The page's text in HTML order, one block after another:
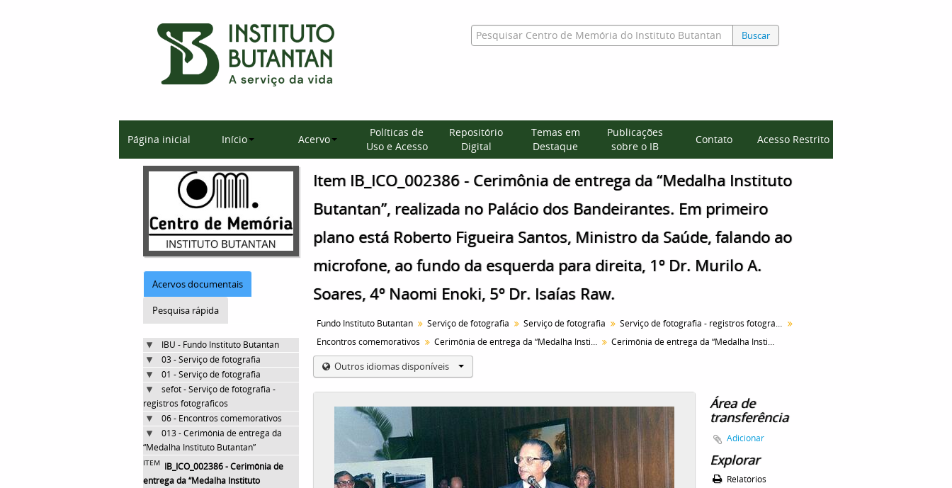
Buscar
Página inicial Início Acervo
Políticas de
Uso e Acesso
Repositório
Digital
Temas em
Destaque
Publicações
sobre o IB
Contato Acesso Restrito
Acervos documentais
Pesquisa rápida
IBU - Fundo Instituto Butantan
03 - Serviço de fotografia
01 - Serviço de fotografia
sefot - Serviço de fotografia -
registros fotográficos
06 - Encontros comemorativos
013 - Cerimônia de entrega da
“Medalha Instituto Butantan”
ITEM IB_ICO_002386 - Cerimônia de
entrega da “Medalha Instituto
Item IB_ICO_002386 - Cerimônia de entrega da “Medalha Instituto
Butantan”, realizada no Palácio dos Bandeirantes. Em primeiro
plano está Roberto Figueira Santos, Ministro da Saúde, falando ao
microfone, ao fundo da esquerda para direita, 1º Dr. Murilo A.
Soares, 4º Naomi Enoki, 5º Dr. Isaías Raw.
Fundo Instituto Butantan Serviço de fotografia Serviço de fotografia
Serviço de fotografia - registros fotográficos
Encontros comemorativos
Cerimônia de entrega da “Medalha Instituto Butantan” Cerimônia de entrega da “Medalha Instituto Butantan”, realizada no Palácio dos Bandeirantes. Em primeiro plano está Roberto Figueira Santos, Ministro da Saúde, falando ao microfone, ao fundo da esquerda para direita, 1º Dr. Murilo A. Soares, 4º Naomi Enoki, 5º Dr. Isaías Raw.
Outros idiomas disponíveis
Área de
transferência
Adicionar
Explorar
Relatórios